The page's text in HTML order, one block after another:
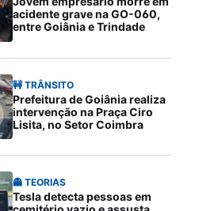
acidente grave na GO-060,
entre Goiânia e Trindade
🚧 TRÂNSITO
Prefeitura de Goiânia realiza
intervenção na Praça Ciro
Lisita, no Setor Coimbra
👻 TEORIAS
Tesla detecta pessoas em